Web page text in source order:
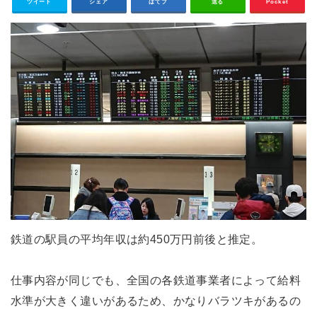
鉄道の駅員の平均年収は約450万円前後と推定。
仕事内容が同じでも、全国の各鉄道事業者によって給料
水準が大きく違いがあるため、かなりバラツキがあるの